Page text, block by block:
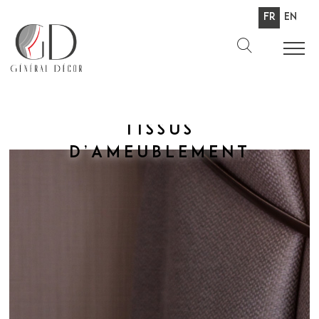
Fr En
Tissus
d’ameublement